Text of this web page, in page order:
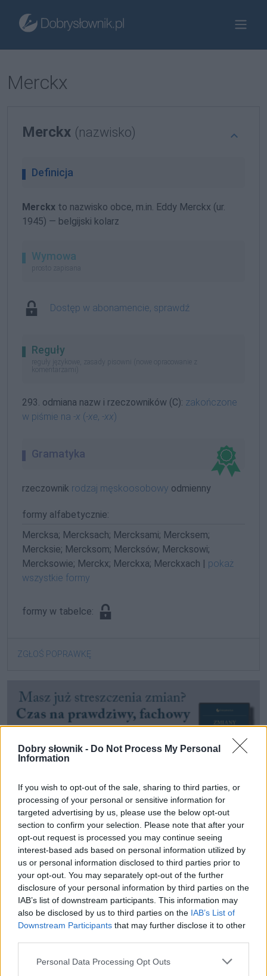
Dobry słownik - Do Not Process My Personal
Information
If you wish to opt-out of the sale, sharing to third parties, or
processing of your personal or sensitive information for
targeted advertising by us, please use the below opt-out
section to confirm your selection. Please note that after your
opt-out request is processed you may continue seeing
interest-based ads based on personal information utilized by
us or personal information disclosed to third parties prior to
your opt-out. You may separately opt-out of the further
disclosure of your personal information by third parties on the
IAB’s list of downstream participants. This information may
also be disclosed by us to third parties on the IAB’s List of
Downstream Participants that may further disclose it to other
Please note that this website/app uses one or more Google
Personal Data Processing Opt Outs
Merckx
Merckx (nazwisko)
Definicja
Merckx to nazwisko obce, m.in. Eddy Merckx (ur.
1945) — belgijski kolarz
Wymowa
prosto zapisana
Dostęp w abonamencie, sprawdź
Reguły
reguły językowe, zasady pisowni (nowe opracowanie z
komentarzami)
293. odmiana nazw i rzeczowników (C): zakończone
w piśmie na -x (-xe, -xx)
Gramatyka
rzeczownik rodzaj męskoosobowy odmienny
formy alfabetycznie:
Mercksa; Mercksach; Mercksami; Mercksem;
Mercksie; Mercksom; Mercksów; Mercksowi;
Mercksowie; Merckx; Merckxa; Merckxach | pokaż
wszystkie formy
formy w tabelce:
ZGŁOŚ POPRAWKĘ
Pozostały wątpliwości? Brakuje czegoś w haśle?
Zobacz, co zyskują abonenci Dobrego słownika.
SPRAWDŹ
Często sprawdzane
Odmiana:prysłczyprysnąłitp.